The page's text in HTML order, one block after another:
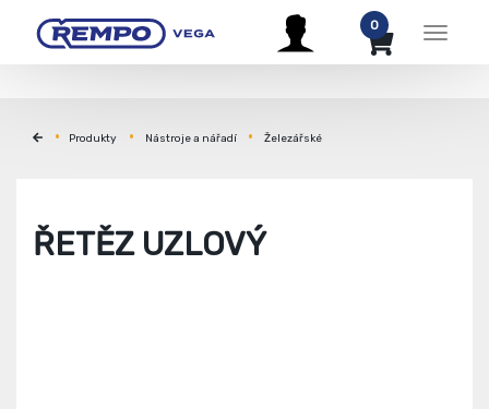
Menu
0
Produkty Nástroje a nářadí Železářské
ŘETĚZ UZLOVÝ